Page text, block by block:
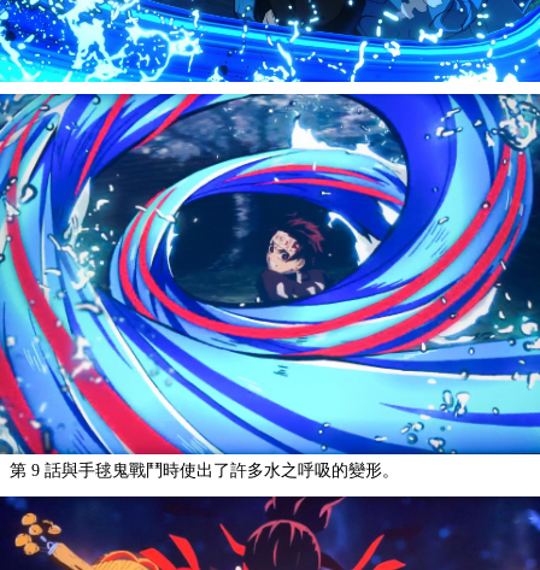
第 9 話與手毬鬼戰鬥時使出了許多水之呼吸的變形。